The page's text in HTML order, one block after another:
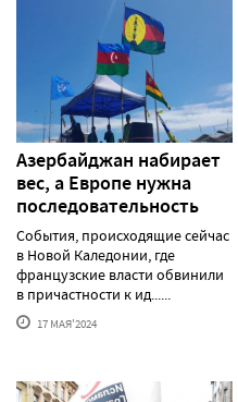
Азербайджан набирает
вес, а Европе нужна
последовательность
События, происходящие сейчас
в Новой Каледонии, где
французские власти обвинили
в причастности к ид......
17 МАЯ'2024